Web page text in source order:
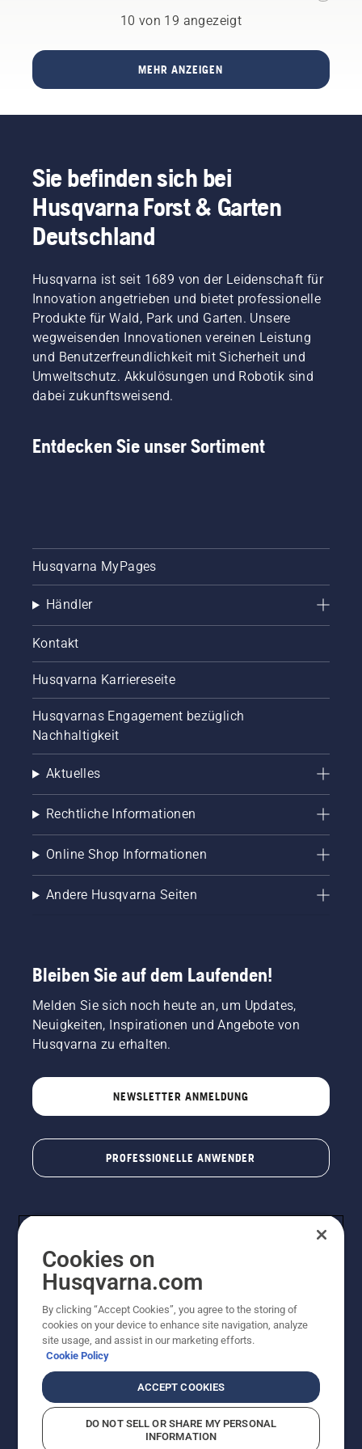
staubigen
schmutzigen
Bedingungen
Öl ggf.
zwei
das Öl
abzulassen.
Beide
werden
diesem
Video
gezeigt.
Sitz und
Müdigkeit
vor,
sodass
länger
Pausen
arbeiten
können.
10 von 19 angezeigt
MEHR ANZEIGEN
Sie befinden sich bei
Husqvarna Forst & Garten
Deutschland
Husqvarna ist seit 1689 von der Leidenschaft für
Innovation angetrieben und bietet professionelle
Produkte für Wald, Park und Garten. Unsere
wegweisenden Innovationen vereinen Leistung
und Benutzerfreundlichkeit mit Sicherheit und
Umweltschutz. Akkulösungen und Robotik sind
dabei zukunftsweisend.
Entdecken Sie unser Sortiment
Husqvarna MyPages
Händler
Kontakt
Husqvarna Karriereseite
Husqvarnas Engagement bezüglich
Nachhaltigkeit
Aktuelles
Rechtliche Informationen
Online Shop Informationen
Andere Husqvarna Seiten
Bleiben Sie auf dem Laufenden!
Melden Sie sich noch heute an, um Updates,
Neuigkeiten, Inspirationen und Angebote von
Husqvarna zu erhalten.
NEWSLETTER ANMELDUNG
PROFESSIONELLE ANWENDER
© Husqvarna AB (publ). Alle Rechte vorbehalten. Bei
den Preisangaben handelt es sich um unverbindliche
Preisempfehlungen in Euro inkl. der gesetzlichen
Preisempfehlungen (inkl. MwSt), es sei denn sie sind für
den direkten Kauf verfügbar.
Cookie-RichtlinieNutzungsbedingungen Datenschutzerklärung
Vermutete Verstöße melden
Cookies on
Husqvarna.com
By clicking “Accept Cookies”, you agree to the storing of
cookies on your device to enhance site navigation, analyze
site usage, and assist in our marketing efforts.
Cookie Policy
ACCEPT COOKIES
DO NOT SELL OR SHARE MY PERSONAL
INFORMATION